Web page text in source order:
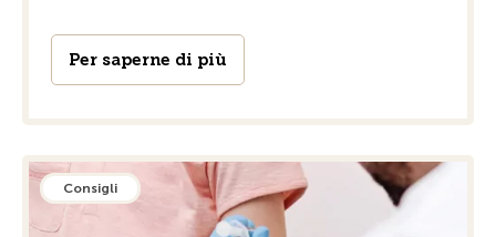
Per saperne di più
Consigli